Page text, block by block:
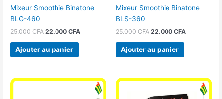
Mixeur Smoothie Binatone
BLG-460
25.000CFA 22.000CFA
Ajouter au panier
Mixeur Smoothie Binatone
BLS-360
25.000CFA 22.000 CFA
Ajouter au panier